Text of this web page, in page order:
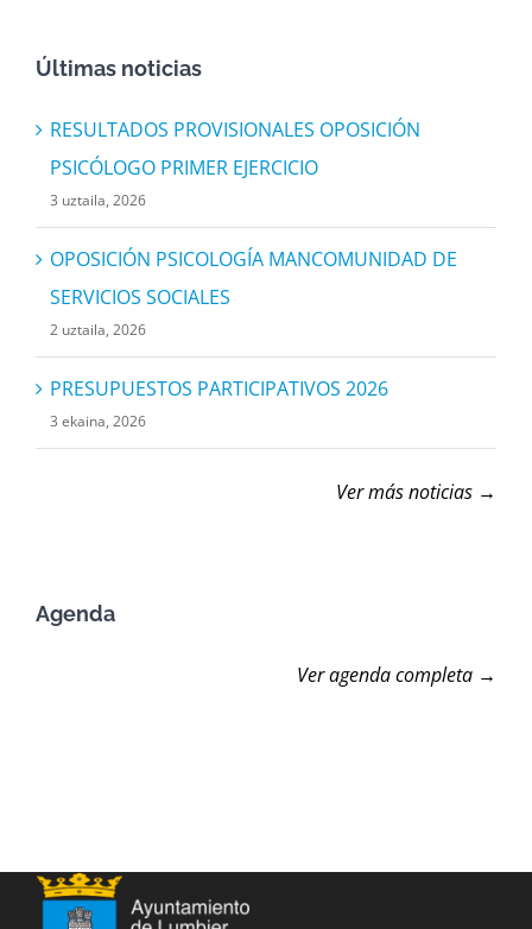
Últimas noticias
RESULTADOS PROVISIONALES OPOSICIÓN
PSICÓLOGO PRIMER EJERCICIO
3 uztaila, 2026
OPOSICIÓN PSICOLOGÍA MANCOMUNIDAD DE
SERVICIOS SOCIALES
2 uztaila, 2026
PRESUPUESTOS PARTICIPATIVOS 2026
3 ekaina, 2026
Ver más noticias →
Agenda
Ver agenda completa →